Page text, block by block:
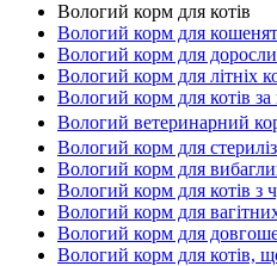
Вологий корм для котів
Вологий корм для кошенят
Вологий корм для
Вологий корм для літніх
Вологий корм для котів
Вологий ветеринарний
Вологий корм для
Вологий корм для
Вологий корм для котів з
Вологий корм для
Вологий корм для
Вологий корм для котів,